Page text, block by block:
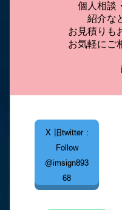
個人相談
紹介な
お見積りも
お気軽にご
X 旧twitter :
Follow
@imsign893
68